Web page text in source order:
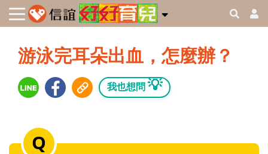
游泳完耳朵出血，怎麼辦？
我也想問 💡